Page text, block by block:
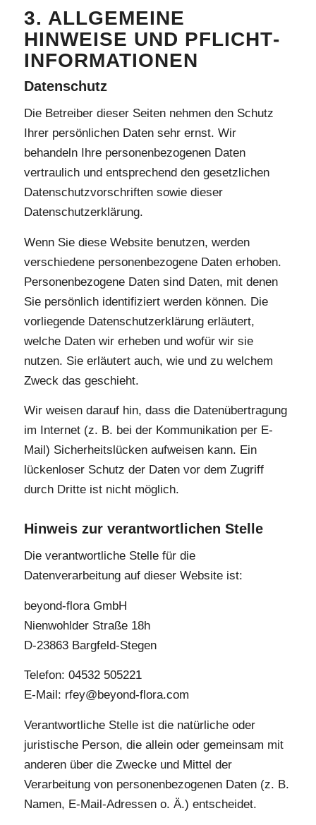
3. ALLGEMEINE
HINWEISE UND PFLICHT­
INFORMATIONEN
Datenschutz
Die Betreiber dieser Seiten nehmen den Schutz
Ihrer persönlichen Daten sehr ernst. Wir
behandeln Ihre personenbezogenen Daten
vertraulich und entsprechend den gesetzlichen
Datenschutzvorschriften sowie dieser
Datenschutzerklärung.
Wenn Sie diese Website benutzen, werden
verschiedene personenbezogene Daten erhoben.
Personenbezogene Daten sind Daten, mit denen
Sie persönlich identifiziert werden können. Die
vorliegende Datenschutzerklärung erläutert,
welche Daten wir erheben und wofür wir sie
nutzen. Sie erläutert auch, wie und zu welchem
Zweck das geschieht.
Wir weisen darauf hin, dass die Datenübertragung
im Internet (z. B. bei der Kommunikation per E-
Mail) Sicherheitslücken aufweisen kann. Ein
lückenloser Schutz der Daten vor dem Zugriff
durch Dritte ist nicht möglich.
Hinweis zur verantwortlichen Stelle
Die verantwortliche Stelle für die
Datenverarbeitung auf dieser Website ist:
beyond-flora GmbH
Nienwohlder Straße 18h
D-23863 Bargfeld-Stegen
Telefon: 04532 505221
E-Mail: rfey@beyond-flora.com
Verantwortliche Stelle ist die natürliche oder
juristische Person, die allein oder gemeinsam mit
anderen über die Zwecke und Mittel der
Verarbeitung von personenbezogenen Daten (z. B.
Namen, E-Mail-Adressen o. Ä.) entscheidet.